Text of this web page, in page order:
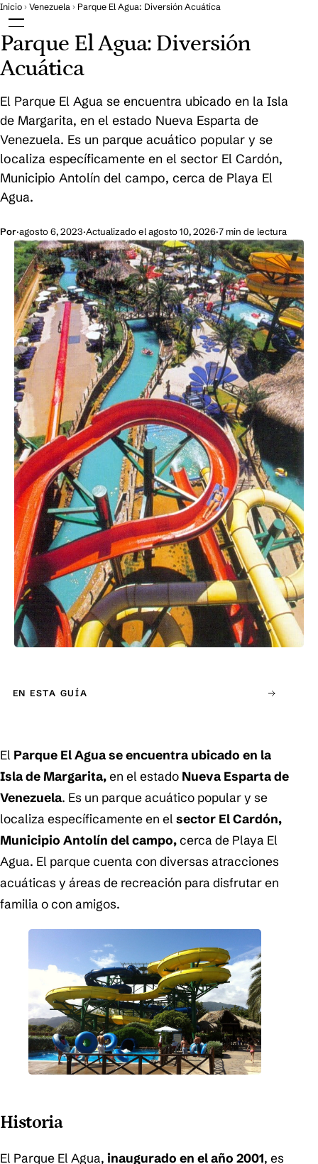
Saltar al contenido
Ir a la portada
Abrir el menú
Inicio › Venezuela › Parque El Agua: Diversión Acuática
Parque El Agua: Diversión
Acuática
El Parque El Agua se encuentra ubicado en la Isla
de Margarita, en el estado Nueva Esparta de
Venezuela. Es un parque acuático popular y se
localiza específicamente en el sector El Cardón,
Municipio Antolín del campo, cerca de Playa El
Agua.
Por·agosto 6, 2023·Actualizado el agosto 10, 2026·7 min de lectura
EN ESTA GUÍA
El Parque El Aguase encuentra ubicado en la
Isla de Margarita,en el estado Nueva Esparta de
Venezuela. Es un parque acuático popular y se
localiza específicamente en elsector El Cardón,
Municipio Antolín del campo,cerca de Playa El
Agua. El parque cuenta con diversas atracciones
acuáticas y áreas de recreación para disfrutar en
familia o con amigos.
Historia
El Parque El Agua, inaugurado en el año 2001, es